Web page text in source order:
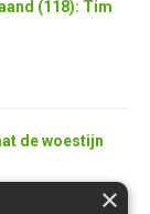
(118): Tim
de woestijn
×